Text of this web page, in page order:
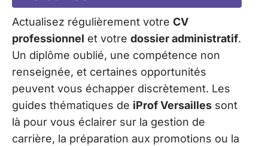
Actualisez régulièrement votre CV
professionnel et votre dossier administratif.
Un diplôme oublié, une compétence non
renseignée, et certaines opportunités
peuvent vous échapper discrètement. Les
guides thématiques de iProf Versailles sont
là pour vous éclairer sur la gestion de
carrière, la préparation aux promotions ou la